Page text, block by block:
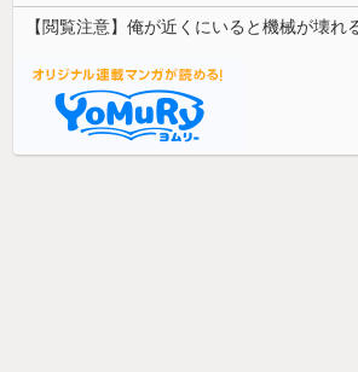
【閲覧注意】俺が近くにいると機械が壊れ